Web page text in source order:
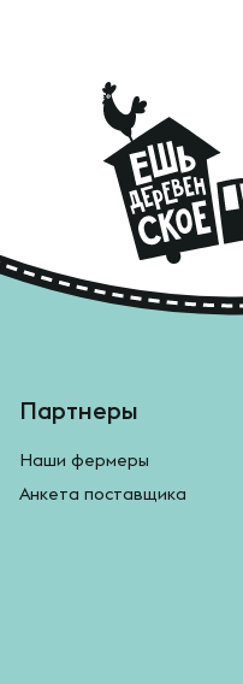
Партнеры
Наши фермеры
Анкета поставщика